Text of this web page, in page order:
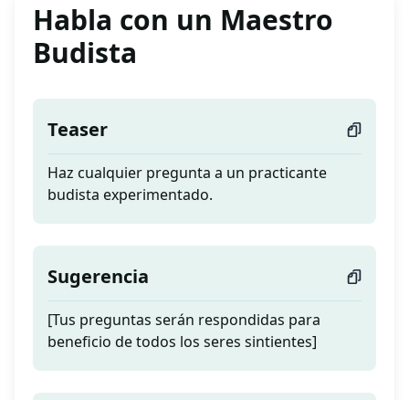
Habla con un Maestro
Budista
Teaser
Haz cualquier pregunta a un practicante
budista experimentado.
Sugerencia
[Tus preguntas serán respondidas para
beneficio de todos los seres sintientes]